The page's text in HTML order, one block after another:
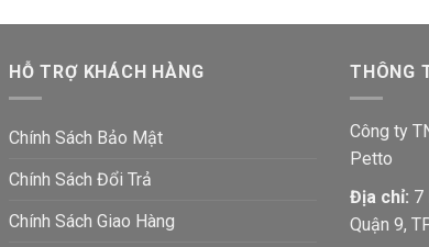
HỖ TRỢ KHÁCH HÀNG
Chính Sách Bảo Mật
Chính Sách Đổi Trả
Chính Sách Giao Hàng
THÔNG
Công ty
Petto
Địa chỉ: 7
Quận 9,